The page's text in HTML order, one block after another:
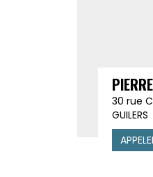
30 rue
GUILERS